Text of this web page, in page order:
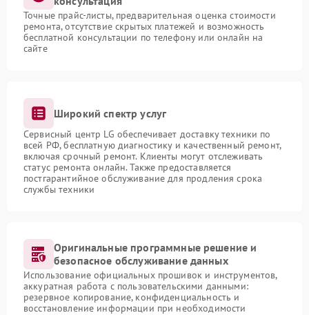
Точные прайс-листы, предварительная оценка стоимости
ремонта, отсутствие скрытых платежей и возможность
бесплатной консультации по телефону или онлайн на
сайте
Широкий спектр услуг
Сервисный центр LG обеспечивает доставку техники по
всей РФ, бесплатную диагностику и качественный ремонт,
включая срочный ремонт. Клиенты могут отслеживать
статус ремонта онлайн. Также предоставляется
постгарантийное обслуживание для продления срока
службы техники
Оригинальные программные решение и
безопасное обслуживание данных
Использование официальных прошивок и инструментов,
аккуратная работа с пользовательскими данными:
резервное копирование, конфиденциальность и
восстановление информации при необходимости